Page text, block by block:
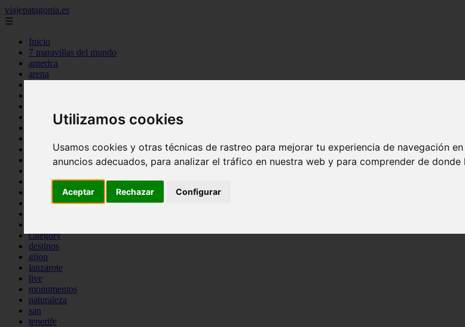
Utilizamos cookies
Usamos cookies y otras técnicas de rastreo para mejorar tu experiencia de navegación
anuncios adecuados, para analizar el tráfico en nuestra web y para comprender de donde
Aceptar Rechazar Configurar
viajepatagonia.es
☰
Inicio
7 maravillas del mundo
america
arena
c entre rios
c generalidades del pais
c neuquen
c provincias
c santa fe
c tierra de fuego
c tucuman
category
destinos
gijon
lanzarote
live
monumentos
naturaleza
san
tenerife